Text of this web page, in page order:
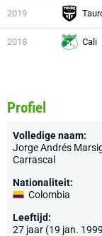
2019
2018 Cali
Profiel
Volledige naam:
Jorge Andrés
Carrascal
Nationaliteit:
Colombia
Leeftijd:
27 jaar (19 jan.